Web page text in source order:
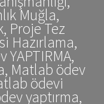
Muğla,
Proje Tez
Hazırlama,
YAPTIRMA,
Matlab ödev
ödevi
yaptırma,